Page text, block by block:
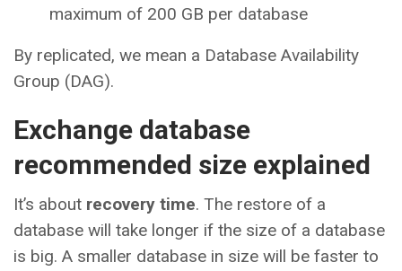
maximum of 200 GB per database
By replicated, we mean a Database Availability
Group (DAG).
Exchange database
recommended size explained
It’s about recovery time. The restore of a
database will take longer if the size of a database
is big. A smaller database in size will be faster to